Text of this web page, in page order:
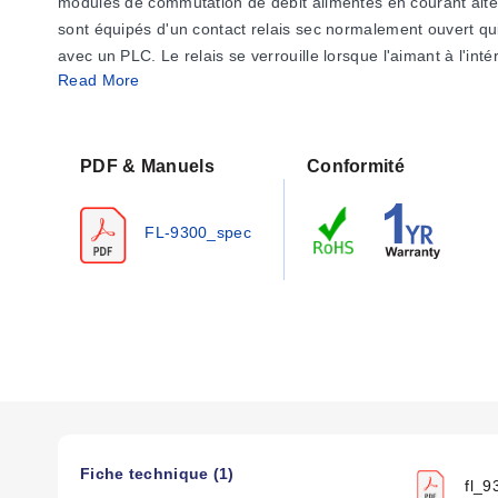
sont équipés d'un contact relais sec normalement ouvert
avec un PLC. Le relais se verrouille lorsque l'aimant à
l'alimentation soit coupée. Le point de consigne est
fournissant des points de consigne de débit faible et de
Read More
PDF & Manuels
FL-9300_spec
Conformité
Fiche technique (1)